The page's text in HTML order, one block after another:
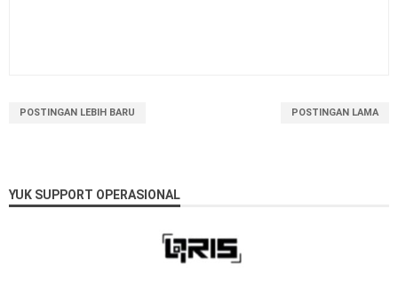
POSTINGAN LEBIH BARU POSTINGAN LAMA
YUK SUPPORT OPERASIONAL